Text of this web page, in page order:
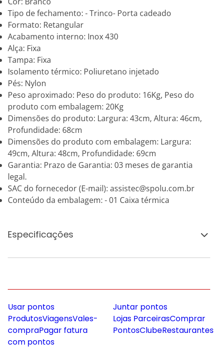
Tipo de fechamento: - Trinco- Porta cadeado
Formato: Retangular
Acabamento interno: Inox 430
Alça: Fixa
Tampa: Fixa
Isolamento térmico: Poliuretano injetado
Pés: Nylon
Peso aproximado: Peso do produto: 16Kg, Peso do
produto com embalagem: 20Kg
Dimensões do produto: Largura: 43cm, Altura: 46cm,
Profundidade: 68cm
Dimensões do produto com embalagem: Largura:
49cm, Altura: 48cm, Profundidade: 69cm
Garantia: Prazo de Garantia: 03 meses de garantia
legal.
SAC do fornecedor (E-mail): assistec@spolu.com.br
Conteúdo da embalagem: - 01 Caixa térmica
Especificações
Usar pontos
ProdutosViagensVales-
compraPagar fatura
com pontos
Juntar pontos
Lojas ParceirasComprar
PontosClubeRestaurantes